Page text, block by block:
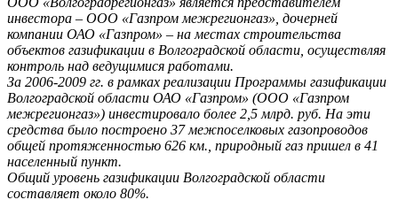
инвестора – ООО «Газпром межрегионгаз», дочерней
компании ОАО «Газпром» – на местах строительства
объектов газификации в Волгоградской области, осуществляя
контроль над ведущимися работами.
За 2006-2009 гг. в рамках реализации Программы газификации
Волгоградской области ОАО «Газпром» (ООО «Газпром
межрегионгаз») инвестировало более 2,5 млрд. руб. На эти
средства было построено 37 межпоселковых газопроводов
общей протяженностью 626 км., природный газ пришел в 41
населенный пункт.
Общий уровень газификации Волгоградской области
составляет около 80%.